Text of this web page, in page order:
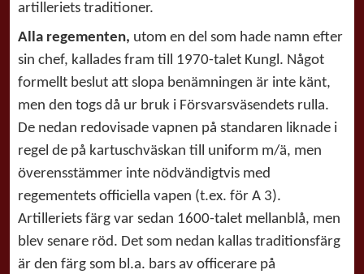
artilleriets traditioner.
Alla regementen, utom en del som hade namn efter
sin chef, kallades fram till 1970-talet Kungl. Något
formellt beslut att slopa benämningen är inte känt,
men den togs då ur bruk i Försvarsväsendets rulla.
De nedan redovisade vapnen på standaren liknade i
regel de på kartuschväskan till uniform m/ä, men
överensstämmer inte nödvändigtvis med
regementets officiella vapen (t.ex. för A 3).
Artilleriets färg var sedan 1600-talet mellanblå, men
blev senare röd. Det som nedan kallas traditionsfärg
är den färg som bl.a. bars av officerare på